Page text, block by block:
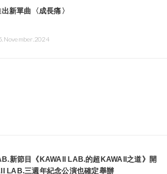
新單曲〈成長痛〉
新節目《KAWAII LAB.的超KAWAII之道》開
LAB.三週年紀念公演也確定舉辦